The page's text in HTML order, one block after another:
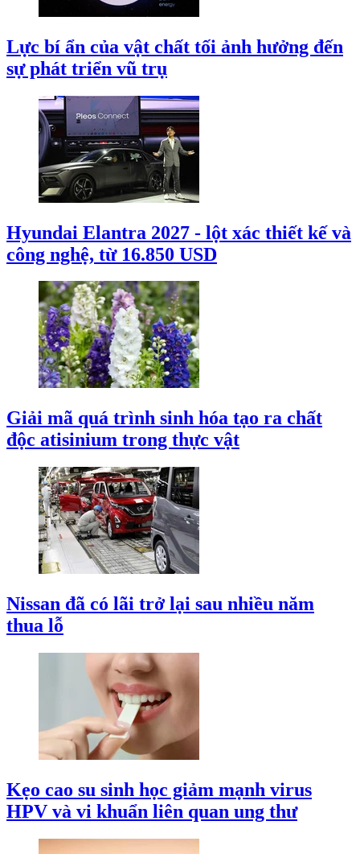
Lực bí ẩn của vật chất tối ảnh hưởng đến
sự phát triển vũ trụ
Hyundai Elantra 2027 - lột xác thiết kế và
công nghệ, từ 16.850 USD
Giải mã quá trình sinh hóa tạo ra chất
độc atisinium trong thực vật
Nissan đã có lãi trở lại sau nhiều năm
thua lỗ
Kẹo cao su sinh học giảm mạnh virus
HPV và vi khuẩn liên quan ung thư